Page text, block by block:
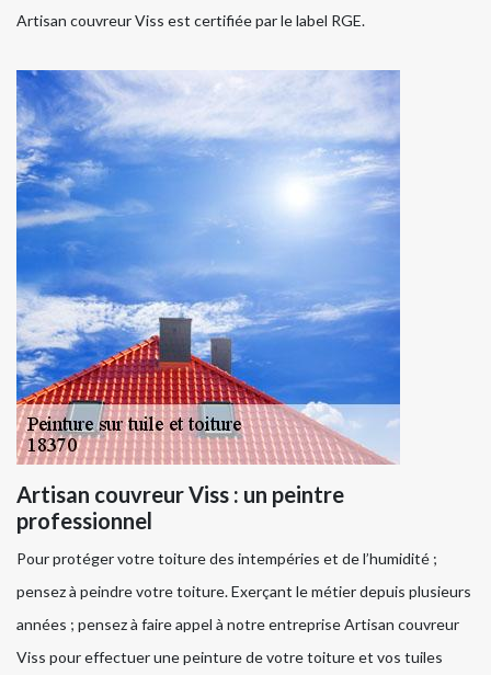
Artisan couvreur Viss est certifiée par le label RGE.
Artisan couvreur Viss : un peintre
professionnel
Pour protéger votre toiture des intempéries et de l’humidité ;
pensez à peindre votre toiture. Exerçant le métier depuis plusieurs
années ; pensez à faire appel à notre entreprise Artisan couvreur
Viss pour effectuer une peinture de votre toiture et vos tuiles